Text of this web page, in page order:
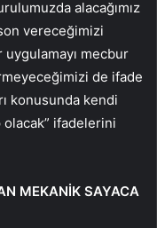
alacağımız
vereceğimizi
uygulamayı mecbur
de ifade
konusunda kendi
olacak” ifadelerini
MEKANİK SAYACA